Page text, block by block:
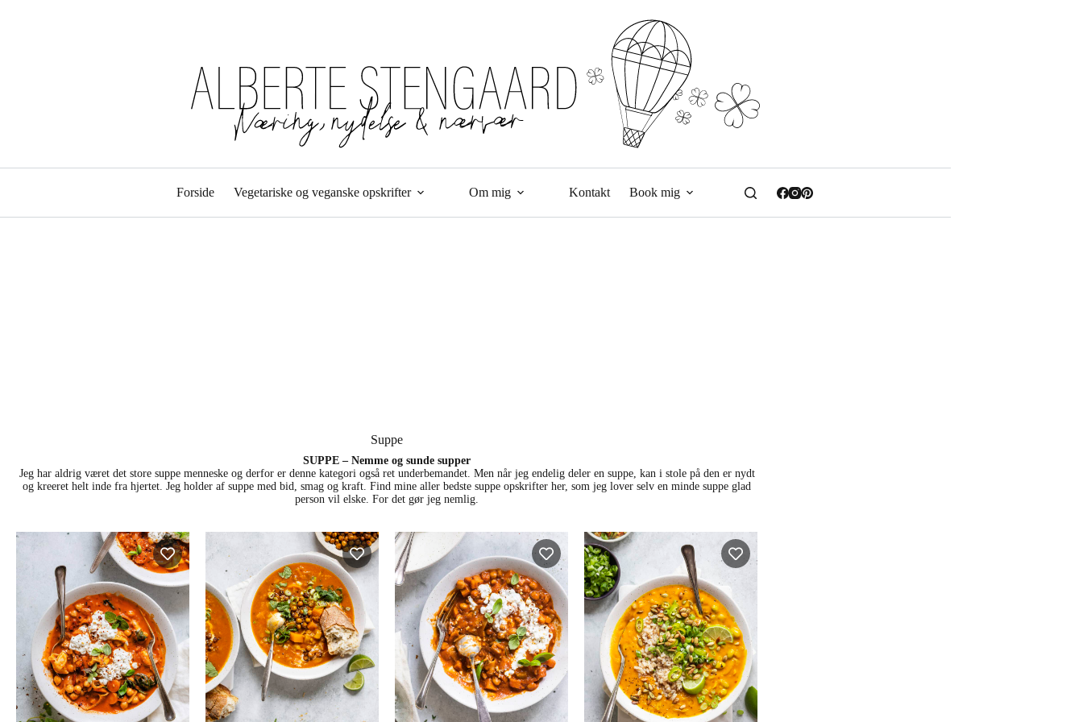
Forside Vegetariske og veganske opskrifter Om mig Kontakt Book mig
Suppe
SUPPE – Nemme og sunde supper
Jeg har aldrig været det store suppe menneske og derfor er denne kategori også ret underbemandet. Men når jeg endelig deler en suppe, kan i stole på den er nydt
og kreeret helt inde fra hjertet. Jeg holder af suppe med bid, smag og kraft. Find mine aller bedste suppe opskrifter her, som jeg lover selv en minde suppe glad
person vil elske. For det gør jeg nemlig.